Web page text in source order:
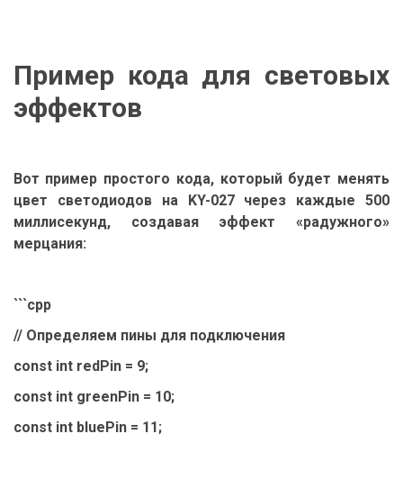
Пример кода для световых
эффектов
Вот пример простого кода, который будет менять
цвет светодиодов на KY-027 через каждые 500
миллисекунд, создавая эффект «радужного»
мерцания:
```cpp
// Определяем пины для подключения
const int redPin = 9;
const int greenPin = 10;
const int bluePin = 11;